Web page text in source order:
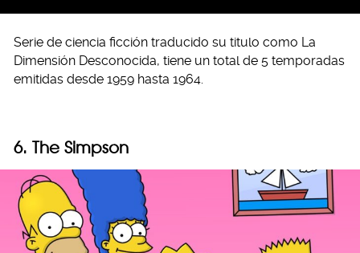
Serie de ciencia ficción traducido su titulo como La
Dimensión Desconocida, tiene un total de 5 temporadas
emitidas desde 1959 hasta 1964.
6. The Simpson